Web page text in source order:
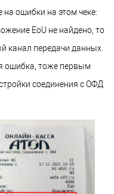
ошибки на этом чеке:
EoU не найдено, то
канал передачи данных.
ошибка, тоже первым
соединения с ОФД